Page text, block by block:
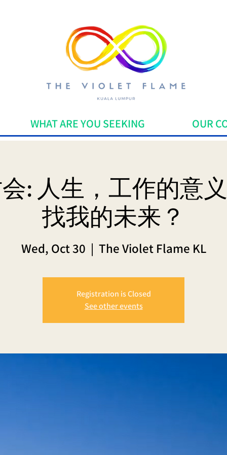
WHAT ARE YOU SEEKING OUR
: 人生，工作的意
找我的未来？
Wed, Oct 30
  |
The Violet Flame KL
Registration is Closed
See other events